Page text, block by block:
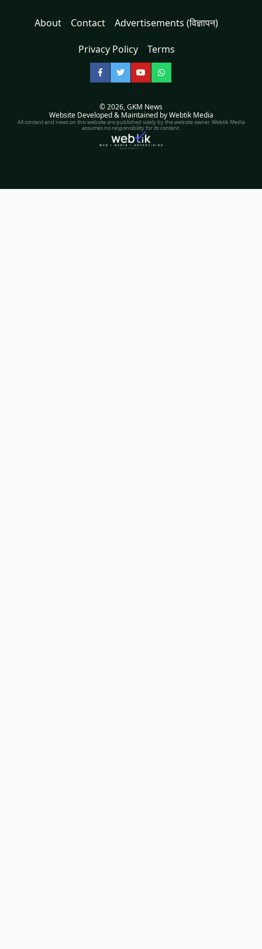
About Contact Advertisements (विज्ञापन)
Privacy Policy Terms
Facebook
TwitterYouTubeWhatsApp
© 2026,GKM News
Website Developed & Maintained by Webtik Media
All content and news on this website are published solely by the website owner. Webtik Media
assumes no responsibility for its content.